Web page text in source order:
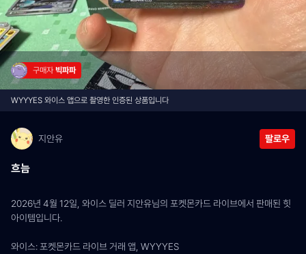
구매자 빅파파
WYYYES 와이스 앱으로 촬영한 인증된 상품입니다
지안유 팔로우
흐늠
2026년 4월 12일, 와이스 딜러 지안유님의 포켓몬카드 라이브에서 판매된 힛
아이템입니다.
와이스: 포켓몬카드 라이브 거래 앱, WYYYES